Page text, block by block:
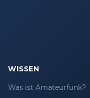
WISSEN
Was ist Amateurfunk?